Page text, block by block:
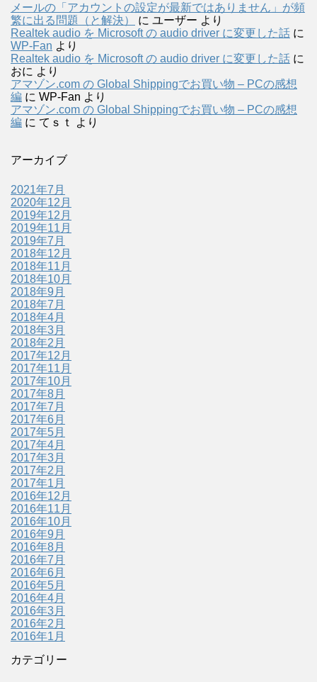
メールの「アカウントの設定が最新ではありません」が頻
繁に出る問題（と解決）
に ユーザー より
Realtek audio を Microsoft の audio driver に変更した話 に
WP-Fan より
Realtek audio を Microsoft の audio driver に変更した話 に
おに より
アマゾン.com の Global Shippingでお買い物 – PCの感想
編 に WP-Fan より
アマゾン.com の Global Shippingでお買い物 – PCの感想
編 に てｓｔ より
アーカイブ
2021年7月
2020年12月
2019年12月
2019年11月
2019年7月
2018年12月
2018年11月
2018年10月
2018年9月
2018年7月
2018年4月
2018年3月
2018年2月
2017年12月
2017年11月
2017年10月
2017年8月
2017年7月
2017年6月
2017年5月
2017年4月
2017年3月
2017年2月
2017年1月
2016年12月
2016年11月
2016年10月
2016年9月
2016年8月
2016年7月
2016年6月
2016年5月
2016年4月
2016年3月
2016年2月
2016年1月
カテゴリー